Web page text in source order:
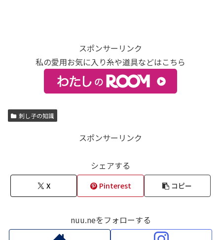
スポンサーリンク
私の愛用お気に入り糸や道具などはこちら
刺し子の知識
スポンサーリンク
シェアする
X Pinterest コピー
nuu.neをフォローする